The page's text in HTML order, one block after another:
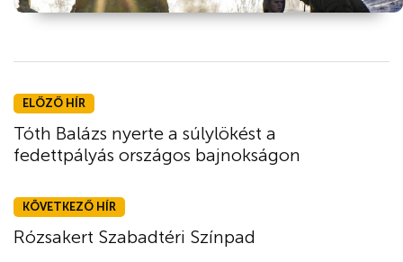
ELŐZŐ HÍR
Tóth Balázs nyerte a súlylökést a
fedettpályás országos bajnokságon
KÖVETKEZŐ HÍR
Rózsakert Szabadtéri Színpad